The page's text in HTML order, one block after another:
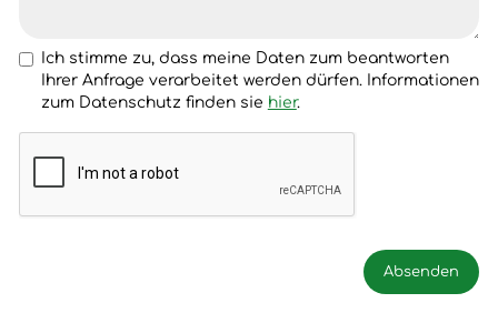
Ich stimme zu, dass meine Daten zum beantworten
Ihrer Anfrage verarbeitet werden dürfen. Informationen
zum Datenschutz finden sie hier.